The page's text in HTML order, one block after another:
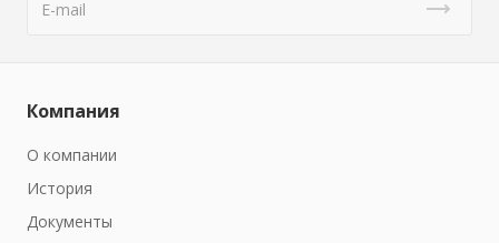
Компания
О компании
История
Документы